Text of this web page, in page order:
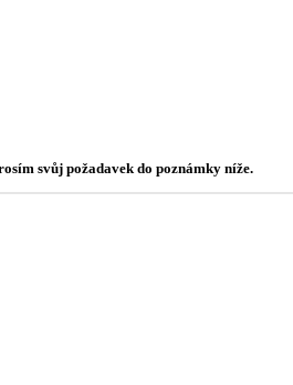
svůj požadavek do poznámky níže.